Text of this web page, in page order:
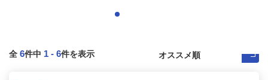
全 6件中 1 - 6件を表示